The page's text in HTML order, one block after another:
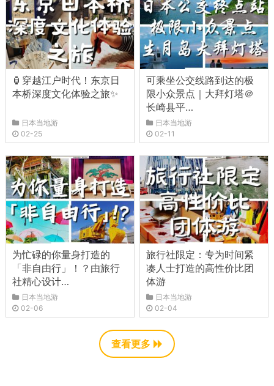
🏮穿越江户时代！东京日
本桥深度文化体验之旅✨
日本当地游
02-25
可乘坐公交线路到达的极
限小众景点｜大拜灯塔＠
长崎县平…
日本当地游
02-11
为忙碌的你量身打造的
「非自由行」！？由旅行
社精心设计…
日本当地游
02-06
旅行社限定：专为时间紧
凑人士打造的高性价比团
体游
日本当地游
02-04
查看更多